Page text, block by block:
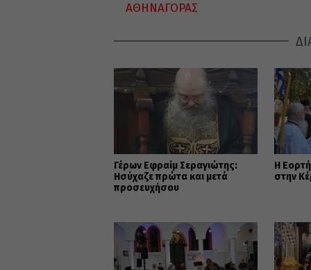
ΑΘΗΝΑΓΟΡΑΣ
Γέρων Εφραίμ Σεραγιώτης:
Ησύχαζε πρώτα και μετά
προσευχήσου
Η
στην